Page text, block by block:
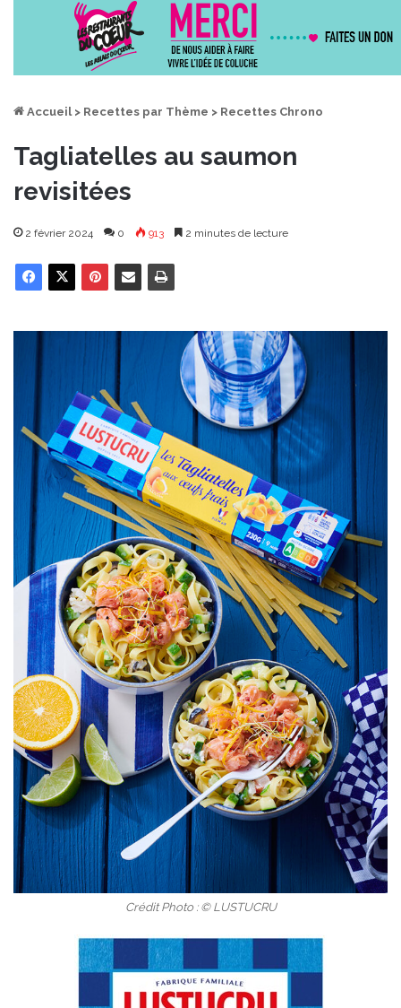
Accueil > Recettes par Thème > Recettes Chrono
Tagliatelles au saumon
revisitées
2 février 2024 0 913 2 minutes de lecture
Crédit Photo : © LUSTUCRU